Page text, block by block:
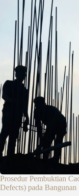
Prosedur Pembuktian
Defects) pada Bangunan